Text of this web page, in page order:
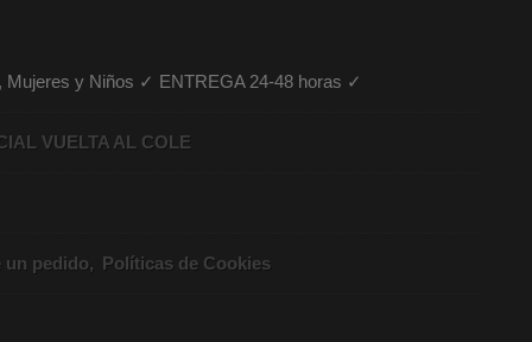
Mujeres y Niños ✓ ENTREGA 24-48 horas ✓
VUELTA AL COLE
un pedido Políticas de Cookies